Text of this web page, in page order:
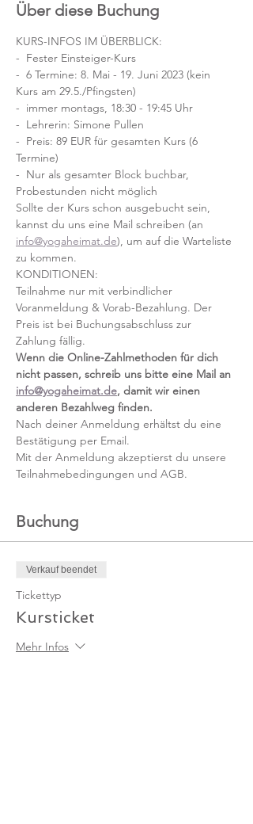
Über diese Buchung
KURS-INFOS IM ÜBERBLICK:
-  Fester Einsteiger-Kurs
-  6 Termine: 8. Mai - 19. Juni 2023 (kein
Kurs am 29.5./Pfingsten)
-  immer montags, 18:30 - 19:45 Uhr
-  Lehrerin: Simone Pullen
-  Preis: 89 EUR für gesamten Kurs (6
Termine)
-  Nur als gesamter Block buchbar,
Probestunden nicht möglich
Sollte der Kurs schon ausgebucht sein,
kannst du uns eine Mail schreiben (an
info@yogaheimat.de), um auf die Warteliste
zu kommen.
KONDITIONEN:
Teilnahme nur mit verbindlicher
Voranmeldung & Vorab-Bezahlung. Der
Preis ist bei Buchungsabschluss zur
Zahlung fällig.
Wenn die Online-Zahlmethoden für dich
nicht passen, schreib uns bitte eine Mail an
info@yogaheimat.de, damit wir einen
anderen Bezahlweg finden.
Nach deiner Anmeldung erhältst du eine
Bestätigung per Email.
Mit der Anmeldung akzeptierst du unsere
Teilnahmebedingungen und AGB.
Buchung
Verkauf beendet
Tickettyp
Kursticket
Mehr Infos